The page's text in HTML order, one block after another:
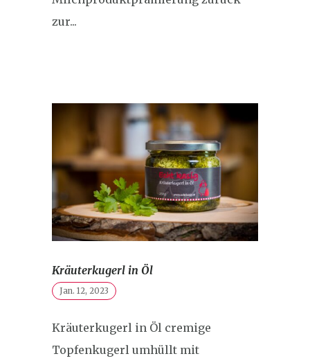
zur...
Kräuterkugerl in Öl
Jan. 12, 2023
Kräuterkugerl in Öl cremige
Topfenkugerl umhüllt mit